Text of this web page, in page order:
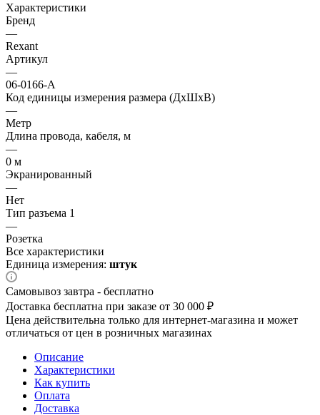
Характеристики
Бренд
—
Rexant
Артикул
—
06-0166-A
Код единицы измерения размера (ДхШхВ)
—
Метр
Длина провода, кабеля, м
—
0 м
Экранированный
—
Нет
Тип разъема 1
—
Розетка
Все характеристики
Единица измерения: штук
Самовывоз завтра - бесплатно
Доставка бесплатна при заказе от 30 000 ₽
Цена действительна только для интернет-магазина и может
отличаться от цен в розничных магазинах
Описание
Характеристики
Как купить
Оплата
Доставка